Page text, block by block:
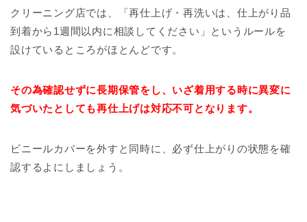
クリーニング店では、「再仕上げ・再洗いは、仕上がり品
到着から1週間以内に相談してください」というルールを
設けているところがほとんどです。
その為確認せずに長期保管をし、いざ着用する時に異変に
気づいたとしても再仕上げは対応不可となります。
ビニールカバーを外すと同時に、必ず仕上がりの状態を確
認するよにしましょう。